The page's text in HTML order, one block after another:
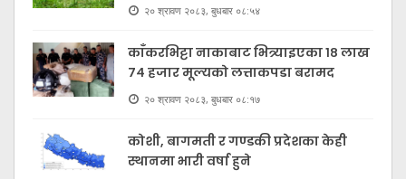
२० श्रावण २०८३, बुधबार ०८:५४
काँकरभिट्टा नाकाबाट भित्र्याइएका १८ लाख
७४ हजार मूल्यकाे लत्ताकपडा बरामद
२० श्रावण २०८३, बुधबार ०८:१७
कोशी, बागमती र गण्डकी प्रदेशका केही
स्थानमा भारी वर्षा हुने